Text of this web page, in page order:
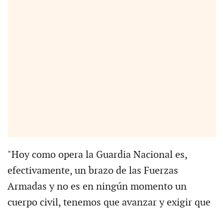
"Hoy como opera la Guardia Nacional es,
efectivamente, un brazo de las Fuerzas
Armadas y no es en ningún momento un
cuerpo civil, tenemos que avanzar y exigir que